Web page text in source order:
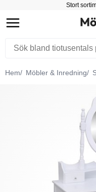
Stort
Hem Möbler & Inredning